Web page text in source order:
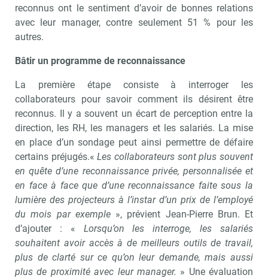
reconnus ont le sentiment d’avoir de bonnes relations
avec leur manager, contre seulement 51 % pour les
autres.
Bâtir un programme de reconnaissance
La première étape consiste à interroger les
collaborateurs pour savoir comment ils désirent être
reconnus. Il y a souvent un écart de perception entre la
direction, les RH, les managers et les salariés. La mise
en place d’un sondage peut ainsi permettre de défaire
certains préjugés.«Les collaborateurs sont plus souvent
en quête d’une reconnaissance privée, personnalisée et
en face à face que d’une reconnaissance faite sous la
lumière des projecteurs à l’instar d’un prix de l’employé
du mois par exemple», prévient Jean-Pierre Brun. Et
d’ajouter : « Lorsqu’on les interroge, les salariés
souhaitent avoir accès à de meilleurs outils de travail,
plus de clarté sur ce qu’on leur demande, mais aussi
plus de proximité avec leur manager. » Une évaluation